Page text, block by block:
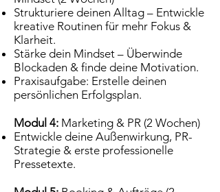
Strukturiere deinen Alltag – Entwickle
kreative Routinen für mehr Fokus &
Klarheit.
Stärke dein Mindset – Überwinde
Blockaden & finde deine Motivation.
Praxisaufgabe: Erstelle deinen
persönlichen Erfolgsplan.
Modul 4: Marketing & PR (2 Wochen)
Entwickle deine Außenwirkung, PR-
Strategie & erste professionelle
Pressetexte.